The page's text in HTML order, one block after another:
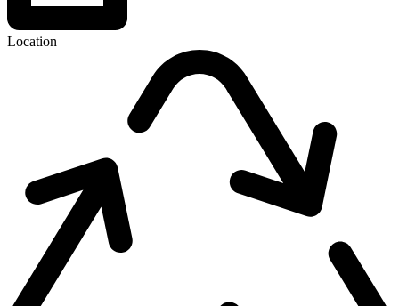
Location